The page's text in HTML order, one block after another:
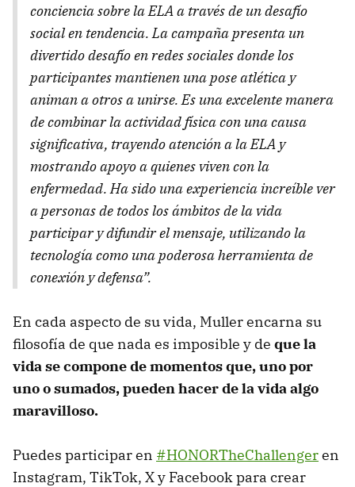
conciencia sobre la ELA a través de un desafío
social en tendencia. La campaña presenta un
divertido desafío en redes sociales donde los
participantes mantienen una pose atlética y
animan a otros a unirse. Es una excelente manera
de combinar la actividad física con una causa
significativa, trayendo atención a la ELA y
mostrando apoyo a quienes viven con la
enfermedad. Ha sido una experiencia increíble ver
a personas de todos los ámbitos de la vida
participar y difundir el mensaje, utilizando la
tecnología como una poderosa herramienta de
conexión y defensa”.
En cada aspecto de su vida, Muller encarna su
filosofía de que nada es imposible y de que la
vida se compone de momentos que, uno por
uno o sumados, pueden hacer de la vida algo
maravilloso.
Puedes participar en #HONORTheChallengeren
Instagram, TikTok, X y Facebook para crear